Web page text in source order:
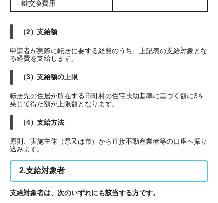
・鍵交換費用
（2）支給額
申請者が実際に転居に要する経費のうち、上記表の支給対象とな
る経費を支給します。
（3）支給額の上限
転居先の住居が所在する市町村の住宅扶助基準に基づく額に3を
乗じて得た額が上限額となります。
（4）支給方法
原則、実施主体（県又は市）から直接不動産業者等の口座へ振り
込みます。
2.支給対象者
支給対象者は、次のいずれにも該当する方です。